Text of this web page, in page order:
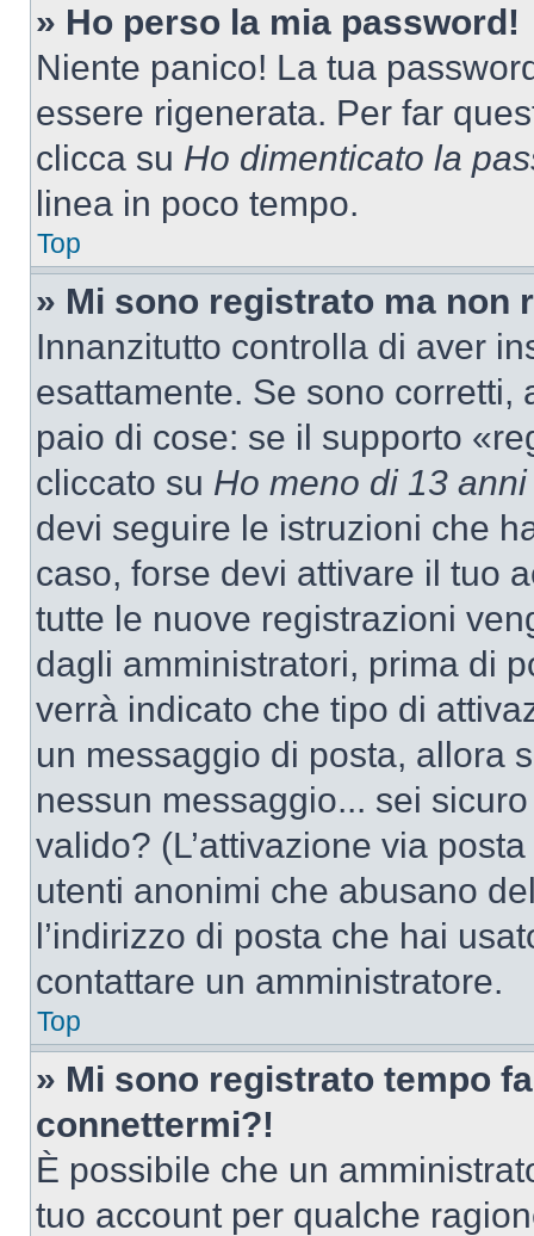
» Ho perso la mia password!
Niente panico! La tua
essere rigenerata. Per far
clicca su Ho dimenticato la
linea in poco tempo.
Top
» Mi sono registrato ma non
Innanzitutto controlla di aver
esattamente. Se sono
paio di cose: se il supporto
cliccato su Ho meno di 13 anni
devi seguire le istruzioni che
caso, forse devi attivare il tuo
tutte le nuove registrazioni
dagli amministratori, prima di
verrà indicato che tipo di
un messaggio di posta, allora
nessun messaggio... sei
valido? (L’attivazione via
utenti anonimi che abusano
l’indirizzo di posta che hai
contattare un amministratore.
Top
» Mi sono registrato tempo
connettermi?!
È possibile che un
tuo account per qualche